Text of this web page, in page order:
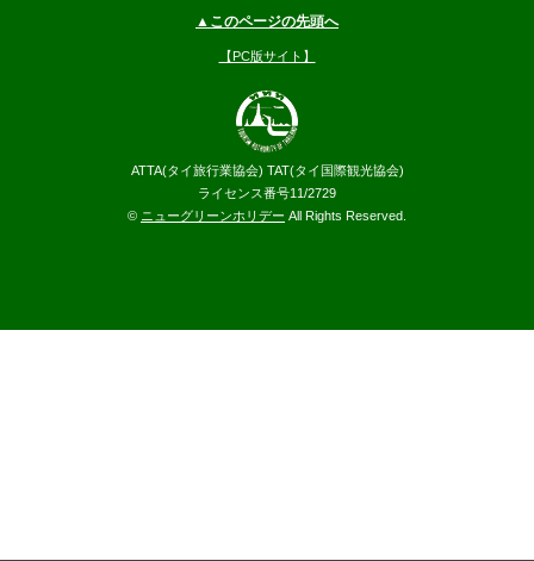
▲このページの先頭へ
【PC版サイト】
ATTA(タイ旅行業協会) TAT(タイ国際観光協会)
ライセンス番号11/2729
© ニューグリーンホリデー All Rights Reserved.